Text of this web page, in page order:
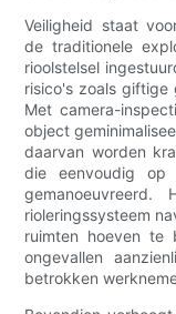
Veiligheid staat
de traditionele
rioolstelsel
risico's zoals giftige
Met camera-
object
daarvan worden
die eenvoudig op
rioleringssysteem
ruimten hoeven te
ongevallen
betrokken